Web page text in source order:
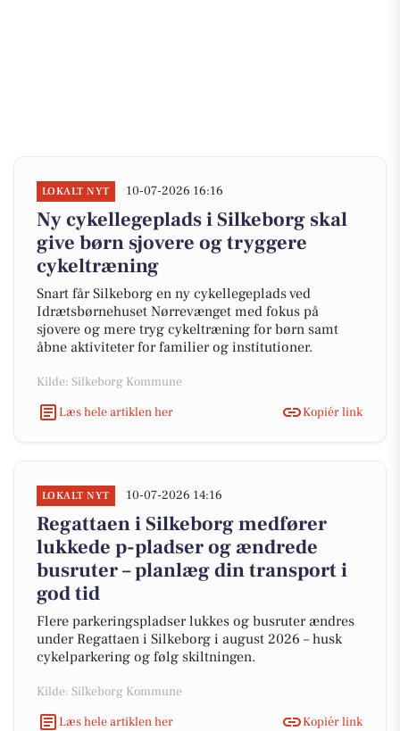
LOKALT NYT 10-07-2026 16:16
Ny cykellegeplads i Silkeborg skal
give børn sjovere og tryggere
cykeltræning
Snart får Silkeborg en ny cykellegeplads ved
Idrætsbørnehuset Nørrevænget med fokus på
sjovere og mere tryg cykeltræning for børn samt
åbne aktiviteter for familier og institutioner.
Kilde: Silkeborg Kommune
Læs hele artiklen her
Kopiér link
LOKALT NYT 10-07-2026 14:16
Regattaen i Silkeborg medfører
lukkede p-pladser og ændrede
busruter – planlæg din transport i
god tid
Flere parkeringspladser lukkes og busruter ændres
under Regattaen i Silkeborg i august 2026 – husk
cykelparkering og følg skiltningen.
Kilde: Silkeborg Kommune
Læs hele artiklen her
Kopiér link